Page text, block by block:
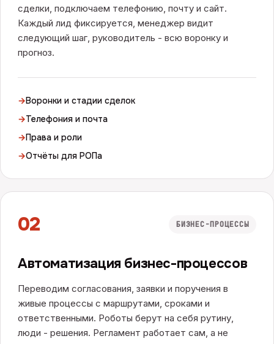
сделки, подключаем телефонию, почту и сайт.
Каждый лид фиксируется, менеджер видит
следующий шаг, руководитель - всю воронку и
прогноз.
→Воронки и стадии сделок
→Телефония и почта
→Права и роли
→Отчёты для РОПа
02 БИЗНЕС-ПРОЦЕССЫ
Автоматизация бизнес-процессов
Переводим согласования, заявки и поручения в
живые процессы с маршрутами, сроками и
ответственными. Роботы берут на себя рутину,
люди - решения. Регламент работает сам, а не